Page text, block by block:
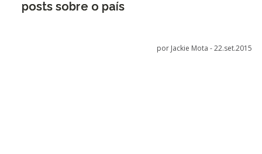
posts sobre o país
por Jackie Mota -22.set.2015